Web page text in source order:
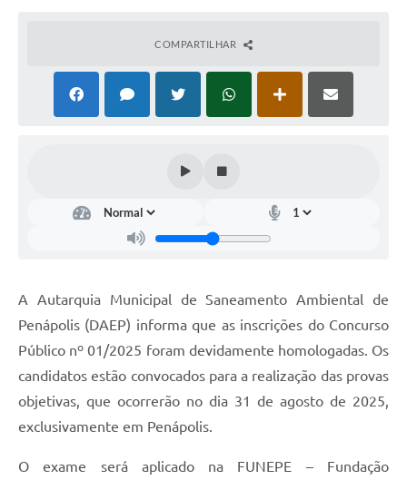
Legislação
Editais
Links
Serviços Online
COMPARTILHAR
A Autarquia Municipal de Saneamento Ambiental de
Penápolis (DAEP) informa que as inscrições do Concurso
Público nº 01/2025 foram devidamente homologadas. Os
candidatos estão convocados para a realização das provas
objetivas, que ocorrerão no dia 31 de agosto de 2025,
exclusivamente em Penápolis.
O exame será aplicado na FUNEPE – Fundação